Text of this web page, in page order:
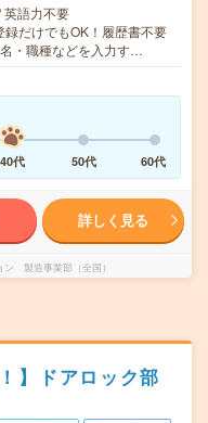
英語力不要
だけでもOK！履歴書不要
・職種などを入力す…
40代 50代 60代
詳しく見る
ン 製造事業部（全国）
】ドアロック部